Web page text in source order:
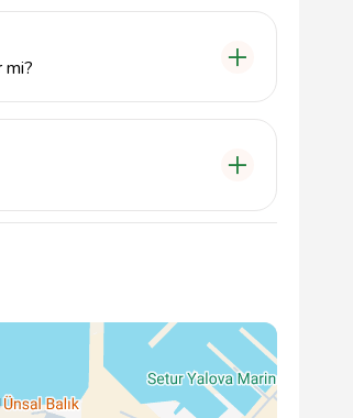
mi?
telefondan arayabilir veya